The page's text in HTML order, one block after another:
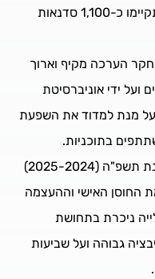
ספר בשמונה מוקדים גיאוגרפיים, והתקיימו כ-1,100 סדנאות
הערכה מקיף וארוך
ועל ידי אוניברסיטת
על מנת למדוד את השפעת
בתוכניות.
מחקר הערכה שביצע מכון סאלד בשנת תשפ"ה (2025-2024)
החוסן האישי וההעצמה
ניכרת בתחושת
גבוהה ועל שביעות